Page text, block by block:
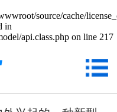
source/cache/
in
api.class.php on line 217